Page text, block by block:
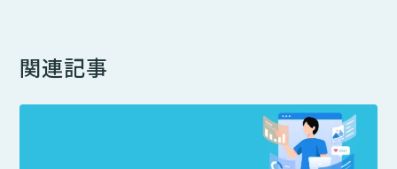
関連記事